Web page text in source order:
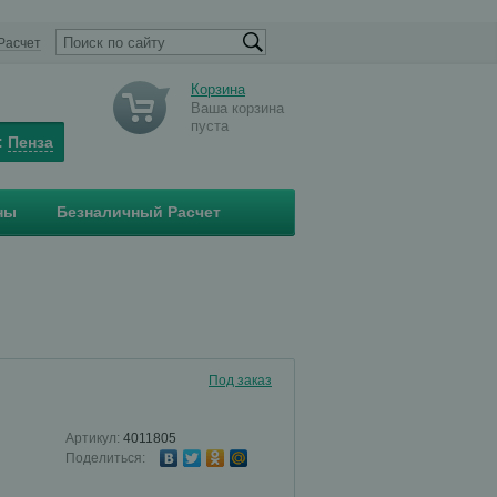
Пенза
Корзина
Ваша корзина
пуста
Безналичный Расчет
Под заказ
Артикул: 4011805
Поделиться: